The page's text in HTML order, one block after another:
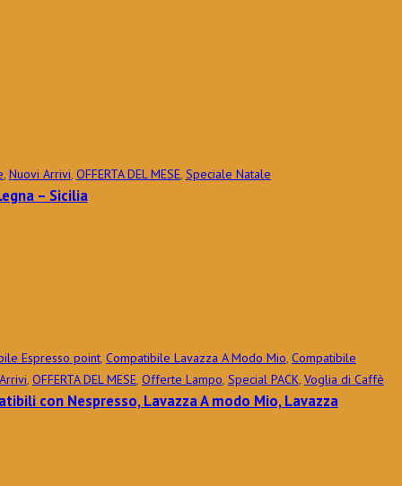
, Nuovi Arrivi, OFFERTA DEL MESE, Speciale Natale
– Sicilia
Espresso point, Compatibile Lavazza A Modo Mio, Compatibile
, OFFERTA DEL MESE, Offerte Lampo, Special PACK, Voglia di Caffè
con Nespresso, Lavazza A modo Mio, Lavazza